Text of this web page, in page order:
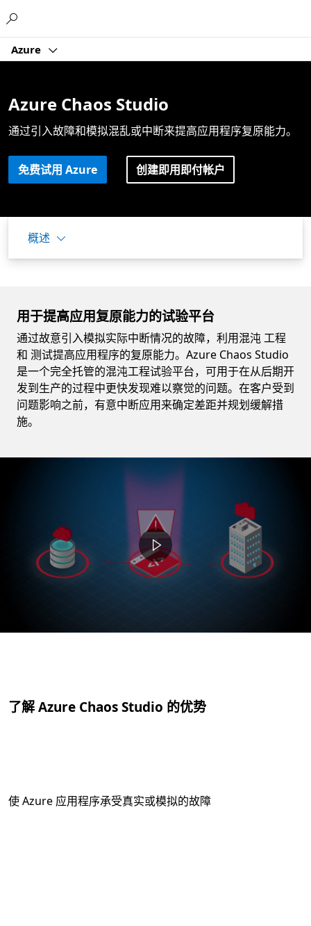
Azure
Azure Chaos Studio
通过引入故障和模拟混乱或中断来提高应用程序复原能力。
免费试用 Azure 创建即用即付帐户
概述
用于提高应用复原能力的试验平台
通过故意引入模拟实际中断情况的故障，利用混沌 工程
和 测试提高应用程序的复原能力。Azure Chaos Studio
是一个完全托管的混沌工程试验平台，可用于在从后期开
发到生产的过程中更快发现难以察觉的问题。在客户受到
问题影响之前，有意中断应用来确定差距并规划缓解措
施。
了解 Azure Chaos Studio 的优势
使 Azure 应用程序承受真实或模拟的故障